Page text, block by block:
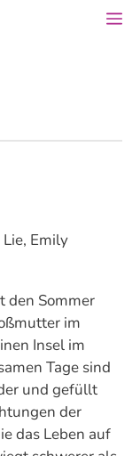
Emily
den Sommer
im
Insel im
Tage sind
und gefüllt
der
das Leben auf